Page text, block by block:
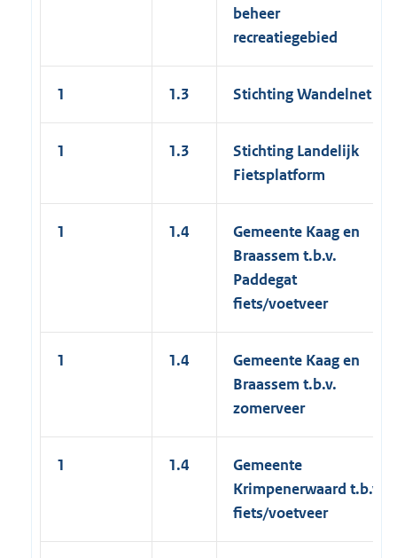
beheer
recreatiegebied
1 1.3 Stichting Wandelnet
1 1.3
Stichting Landelijk
Fietsplatform
1 1.4
Gemeente Kaag en
Braassem t.b.v.
Paddegat
fiets/voetveer
1 1.4
Gemeente Kaag en
Braassem t.b.v.
zomerveer
1 1.4
Gemeente
Krimpenerwaard t.b.v.
fiets/voetveer